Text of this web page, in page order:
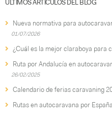
ÚLTIMOS ARTÍCULOS DEL BLOG
Nueva normativa para
01/07/2026
¿Cuál es la mejor claraboya para
Ruta por Andalucía en
26/02/2025
Calendario de ferias caravaning
Rutas en autocaravana por